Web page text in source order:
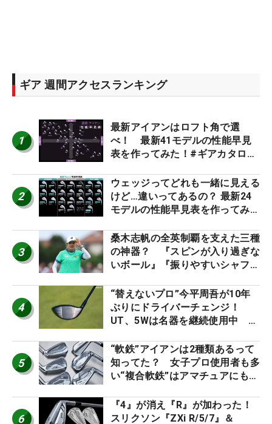
ギア 週間アクセスランキング
1
最新アイアンはロフト角で選
べ！ 最新41モデルの性能早見
表を作ってみた！#ギアカタログ
2
ウェッジってどれも一緒に見える
けど…違いってあるの？ 最新24
モデルの性能早見表を作ってみ
3
桑木志帆の全英制覇を支えた三種
の神器？ 『スピンが入り過ぎな
いボール』『振りやすいシャフ
ー』 #女子プロセッティング
4
“替えないプロ”今平周吾が10年
ぶりにドライバーチェンジ！
UT、5Wは名器を継続使用中 #
5
“軟鉄”アイアンは2種類あるって
知ってた？ 女子プロ使用者も多
い“複合軟鉄”はアマチュアにもオ
6
『4』が消え『R』が加わった！
スリクソン『ZXi R/5/7』＆